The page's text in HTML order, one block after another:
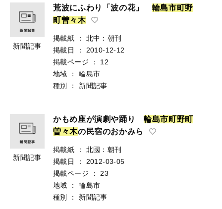
新聞記事
荒波にふわり「波の花」 輪島市町野
町曽々木
掲載紙 ：
北中：朝刊
掲載日
：
2010-12-12
掲載ページ
：
12
地域
：
輪島市
種別
： 新聞記事
新聞記事
かもめ座が演劇や踊り輪島市町野町
曽 々木の民宿のおかみら
掲載紙 ：
北國：朝刊
掲載日
：
2012-03-05
掲載ページ
：
23
地域
：
輪島市
種別
： 新聞記事